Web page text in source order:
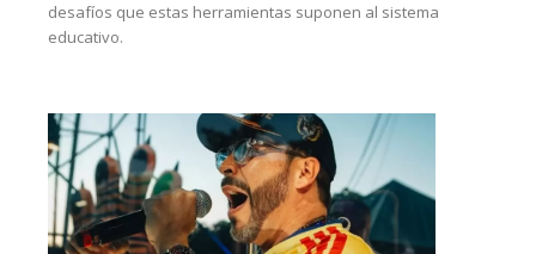
desafíos que estas herramientas suponen al sistema
educativo.